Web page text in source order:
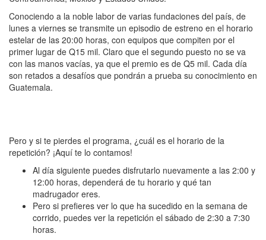
Conociendo a la noble labor de varias fundaciones del país, de
lunes a viernes se transmite un episodio de estreno en el horario
estelar de las 20:00 horas, con equipos que compiten por el
primer lugar de Q15 mil. Claro que el segundo puesto no se va
con las manos vacías, ya que el premio es de Q5 mil. Cada día
son retados a desafíos que pondrán a prueba su conocimiento en
Guatemala.
Pero y si te pierdes el programa, ¿cuál es el horario de la
repetición? ¡Aquí te lo contamos!
Al día siguiente puedes disfrutarlo nuevamente a las 2:00 y
12:00 horas, dependerá de tu horario y qué tan
madrugador eres.
Pero si prefieres ver lo que ha sucedido en la semana de
corrido, puedes ver la repetición el sábado de 2:30 a 7:30
horas.